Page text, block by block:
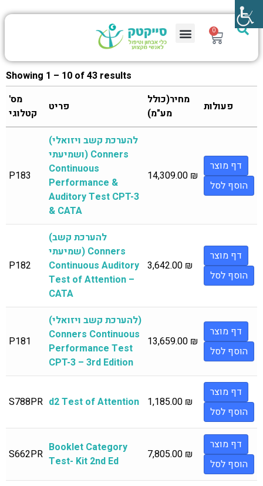
0
Showing 1 – 10 of 43 results
מס'
קטלוגי
פריט
מחיר(כולל
מע"מ)
פעולות
P183
(להערכת קשב ויזואלי
ושמיעתי) Conners
Continuous
Performance &
Auditory Test CPT-3
& CATA
14,309.00 ₪
דף מוצר
הוסף לסל
P182
(להערכת קשב
שמיעתי) Conners
Continuous Auditory
Test of Attention –
CATA
3,642.00 ₪
דף מוצר
הוסף לסל
P181
(להערכת קשב ויזואלי)
Conners Continuous
Performance Test
CPT-3 – 3rd Edition
13,659.00 ₪
דף מוצר
הוסף לסל
S788PR d2 Test of Attention 1,185.00 ₪
דף מוצר
הוסף לסל
S662PR Booklet Category
Test- Kit 2nd Ed
7,805.00 ₪
דף מוצר
הוסף לסל